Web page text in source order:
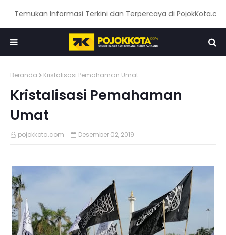
Informasi Terkini dan Terpercaya di PojokKota.com:
Beranda Kristalisasi Pemahaman Umat
Kristalisasi Pemahaman
Umat
pojokkota.com Desember 02, 2019